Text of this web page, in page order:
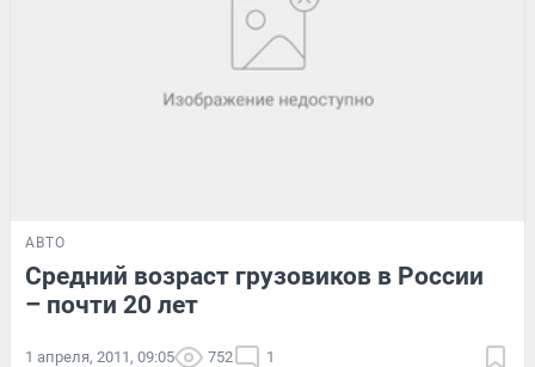
АВТО
Средний возраст грузовиков в России
– почти 20 лет
1 апреля, 2011, 09:05 752 1